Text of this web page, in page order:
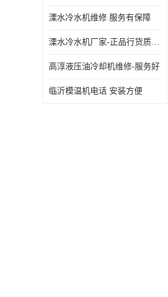
溧水冷水机维修 服务有保障
溧水冷水机厂家-正品行货质量有保障
高淳液压油冷却机维修-服务好
临沂模温机电话 安装方便